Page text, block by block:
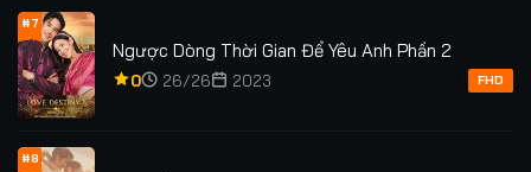
#7
Ngược Dòng Thời Gian Để Yêu Anh Phần 2
0 26/26 2023 FHD
#8